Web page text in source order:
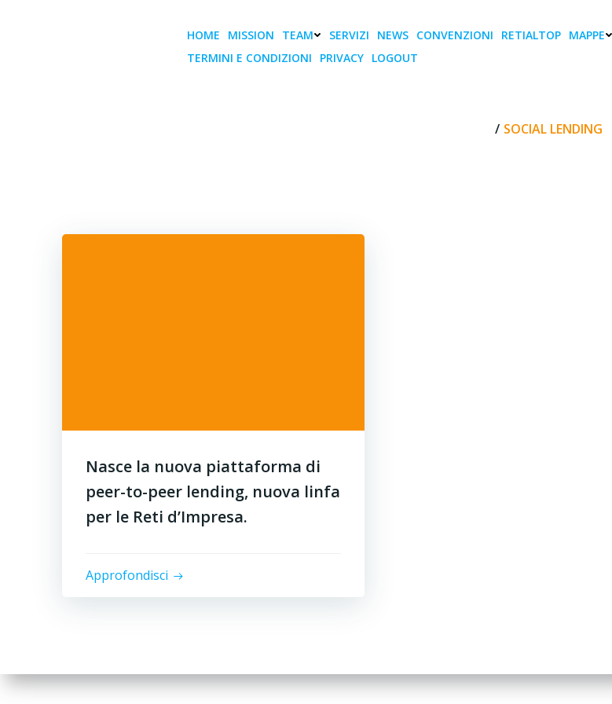
HOME MISSION TEAM SERVIZI NEWS CONVENZIONI RETIALTOP MAPPE
TERMINI E CONDIZIONI
PRIVACY LOGOUT
SOCIAL LENDING
Nasce la nuova piattaforma di
peer-to-peer lending, nuova linfa
per le Reti d’Impresa.
Approfondisci